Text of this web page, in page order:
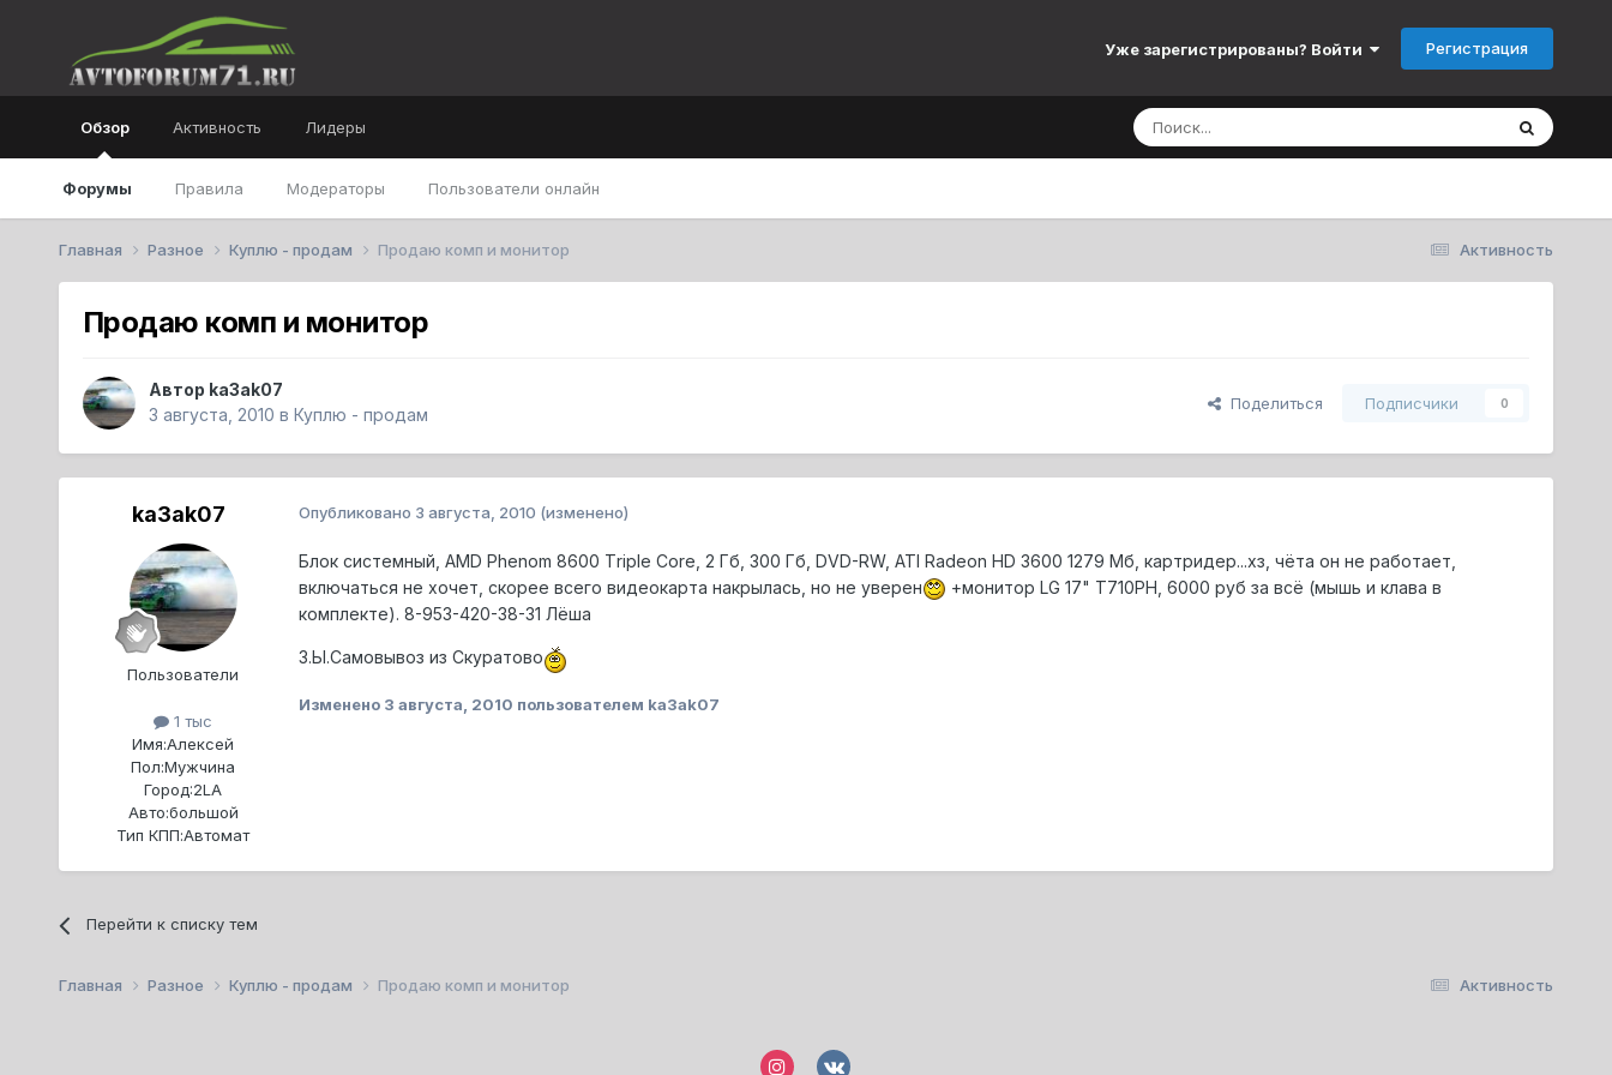
Уже зарегистрированы? Войти Регистрация
Обзор
Форумы Правила Модераторы Пользователи онлайн
Активность Лидеры
Активность
Главная Разное Куплю - продам Продаю комп и монитор
Продаю комп и монитор
Автор ka3ak07
3 августа, 2010 в Куплю - продам
Поделиться Подписчики 0
ka3ak07
Пользователи
1 тыс
Имя:Алексей
Пол:Мужчина
Город:2LA
Авто:большой
Тип КПП:Автомат
Опубликовано 3 августа, 2010 (изменено)
Блок системный, AMD Phenom 8600 Тriple Сore, 2 Гб, 300 Гб, DVD-RW, ATI Radeon HD 3600 1279 Мб, картридер...хз, чёта он не работает,
включаться не хочет, скорее всего видеокарта накрылась, но не уверен
+монитор LG 17" Т710РН, 6000 руб за всё (мышь и клава в
комплекте). 8-953-420-38-31 Лёша
З.Ы.Самовывоз из Скуратово
Изменено 3 августа, 2010 пользователем ka3ak07
Перейти к списку тем
Активность
Главная Разное Куплю - продам Продаю комп и монитор